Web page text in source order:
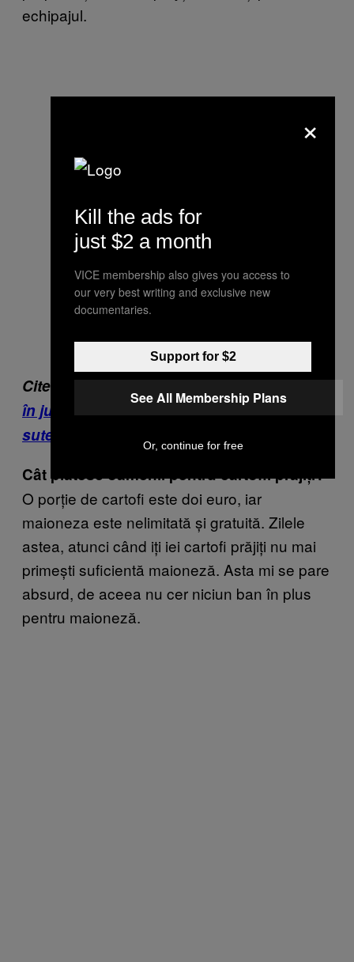
echipajul.
Citește și:Cum am făcut sos de spaghete
în jungla amazoniană și am câștigat două
sute de mii de dolari
Cât plătesc oamenii pentru cartofii prăjiți?
O porție de cartofi este doi euro, iar
maioneza este nelimitată și gratuită. Zilele
astea, atunci când iți iei cartofi prăjiți nu mai
primești suficientă maioneză. Asta mi se pare
absurd, de aceea nu cer niciun ban în plus
pentru maioneză.
×
Kill the ads for
just $2 a month
VICE membership also gives you access to
our very best writing and exclusive new
documentaries.
Support for $2
See All Membership Plans
Or, continue for free